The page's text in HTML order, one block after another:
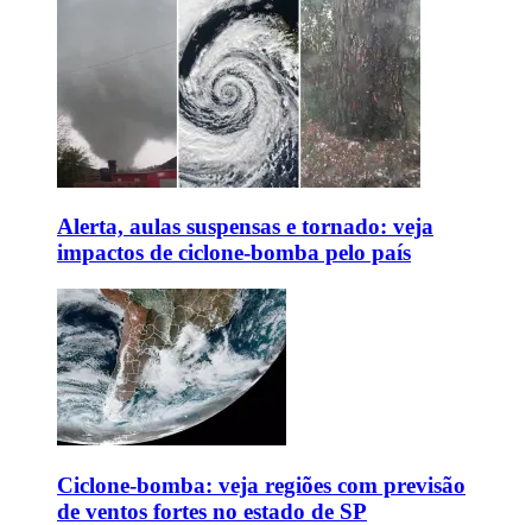
Alerta, aulas suspensas e tornado: veja
impactos de ciclone-bomba pelo país
Ciclone-bomba: veja regiões com previsão
de ventos fortes no estado de SP